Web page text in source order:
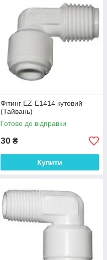
Фітинг EZ-E1414 кутовий
(Тайвань)
Готово до відправки
30 ₴
Купити